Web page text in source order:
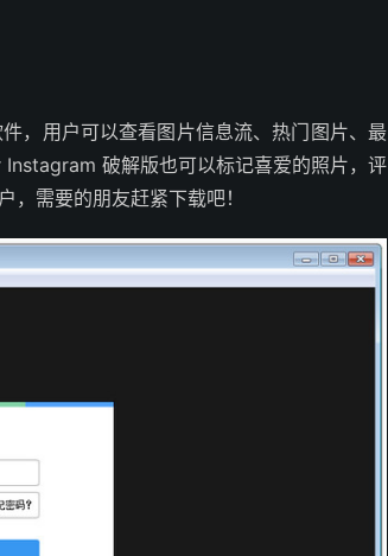
，用户可以查看图片信息流、热门图片、最
破解版也可以标记喜爱的照片，评
需要的朋友赶紧下载吧！